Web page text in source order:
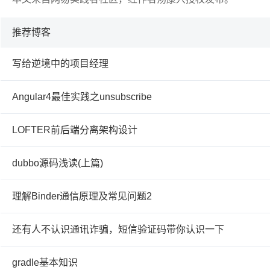
推荐博客
写给逆境中的项目经理
Angular4最佳实践之unsubscribe
LOFTER前后端分离架构设计
dubbo源码浅读(上篇)
理解Binder通信原理及常见问题2
还有人不认识通讯诈骗，短信验证码带你认识一下
gradle基本知识